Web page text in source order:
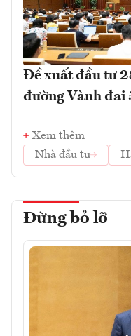
Đề xuất đầu tư
đường Vành đai
Xem thêm
Nhà đầu tư
Đừng bỏ lỡ